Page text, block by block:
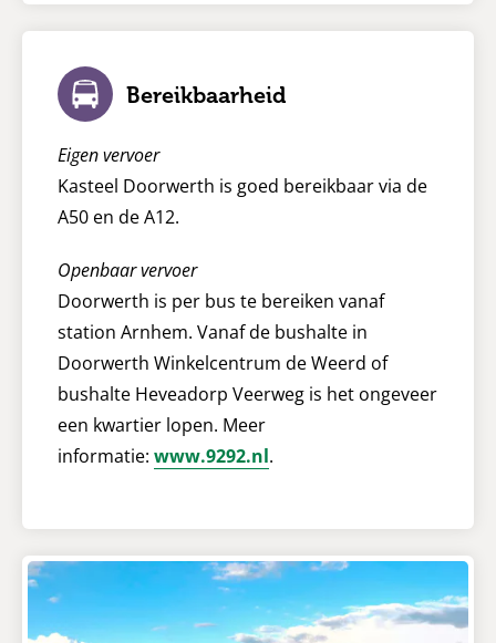
Bereikbaarheid
Eigen vervoer
Kasteel Doorwerth is goed bereikbaar via de
A50 en de A12.
Openbaar vervoer
Doorwerth is per bus te bereiken vanaf
station Arnhem. Vanaf de bushalte in
Doorwerth Winkelcentrum de Weerd of
bushalte Heveadorp Veerweg is het ongeveer
een kwartier lopen. Meer
informatie: www.9292.nl.